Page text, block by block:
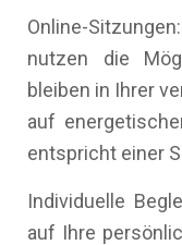
Online-
nutzen die
bleiben in Ihrer
auf
entspricht einer
Individuelle
auf Ihre